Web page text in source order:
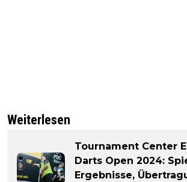
Weiterlesen
Tournament Center
Darts Open 2024:
Ergebnisse,